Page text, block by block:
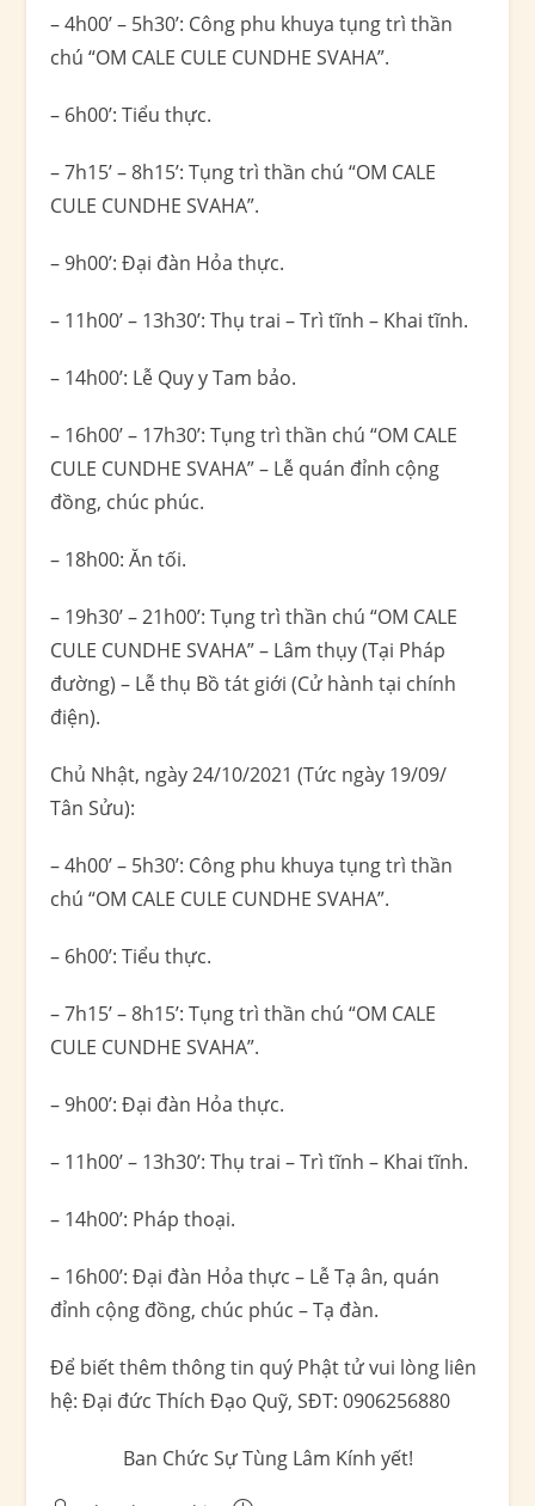
– 4h00’ – 5h30’: Công phu khuya tụng trì thần
chú “OM CALE CULE CUNDHE SVAHA”.
– 6h00’: Tiểu thực.
– 7h15’ – 8h15’: Tụng trì thần chú “OM CALE
CULE CUNDHE SVAHA”.
– 9h00’: Đại đàn Hỏa thực.
– 11h00’ – 13h30’: Thụ trai – Trì tĩnh – Khai tĩnh.
– 14h00’: Lễ Quy y Tam bảo.
– 16h00’ – 17h30’: Tụng trì thần chú “OM CALE
CULE CUNDHE SVAHA” – Lễ quán đỉnh cộng
đồng, chúc phúc.
– 18h00: Ăn tối.
– 19h30’ – 21h00’: Tụng trì thần chú “OM CALE
CULE CUNDHE SVAHA” – Lâm thụy (Tại Pháp
đường) – Lễ thụ Bồ tát giới (Cử hành tại chính
điện).
Chủ Nhật, ngày 24/10/2021 (Tức ngày 19/09/
Tân Sửu):
– 4h00’ – 5h30’: Công phu khuya tụng trì thần
chú “OM CALE CULE CUNDHE SVAHA”.
– 6h00’: Tiểu thực.
– 7h15’ – 8h15’: Tụng trì thần chú “OM CALE
CULE CUNDHE SVAHA”.
– 9h00’: Đại đàn Hỏa thực.
– 11h00’ – 13h30’: Thụ trai – Trì tĩnh – Khai tĩnh.
– 14h00’: Pháp thoại.
– 16h00’: Đại đàn Hỏa thực – Lễ Tạ ân, quán
đỉnh cộng đồng, chúc phúc – Tạ đàn.
Để biết thêm thông tin quý Phật tử vui lòng liên
hệ: Đại đức Thích Đạo Quỹ, SĐT: 0906256880
Ban Chức Sự Tùng Lâm Kính yết!